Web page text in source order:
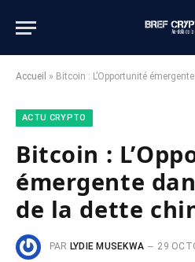
Accueil » Bitcoin : L’Opportunité émergente
ACTU CRYPTO
Bitcoin :
émergente
de la dette
PAR LYDIE MUSEKWA 29